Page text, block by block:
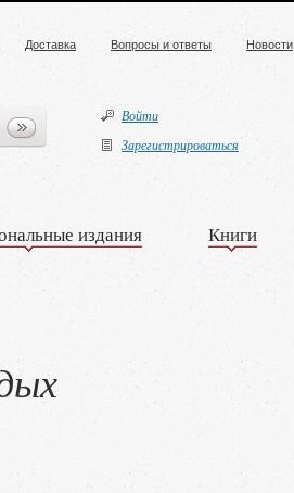
Доставка Вопросы и ответы Новости
Войти
Зарегистрироваться
издания Книги